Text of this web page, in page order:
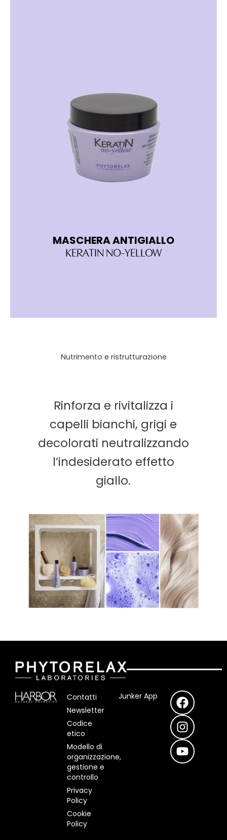
MASCHERA ANTIGIALLO
KERATIN NO-YELLOW
Nutrimento e ristrutturazione
Rinforza e rivitalizza i
capelli bianchi, grigi e
decolorati neutralizzando
l’indesiderato effetto
giallo.
Contatti
Newsletter
Codice
etico
Modello di
organizzazione,
gestione e
controllo
Privacy
Policy
Cookie
Policy
Junker App F
a
c
e
b
o
o
I
n
s
t
a
g
r
Y
o
u
t
u
b
e